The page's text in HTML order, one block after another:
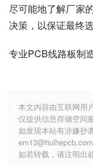
尽可能地了解厂家
决策，以保证最终
专业PCB线路板制
本文内容由互联网用
仅提供信息存储空间
如发现本站有涉嫌抄
如若转载，请注明出